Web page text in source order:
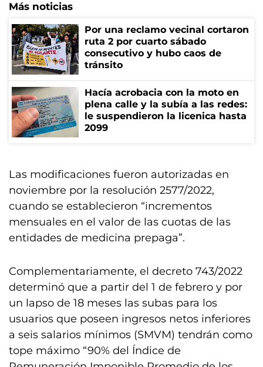
Más noticias
Por una reclamo vecinal cortaron
ruta 2 por cuarto sábado
consecutivo y hubo caos de
tránsito
Hacía acrobacia con la moto en
plena calle y la subía a las redes:
le suspendieron la licenica hasta
2099
Las modificaciones fueron autorizadas en
noviembre por la resolución 2577/2022,
cuando se establecieron “incrementos
mensuales en el valor de las cuotas de las
entidades de medicina prepaga”.
Complementariamente, el decreto 743/2022
determinó que a partir del 1 de febrero y por
un lapso de 18 meses las subas para los
usuarios que poseen ingresos netos inferiores
a seis salarios mínimos (SMVM) tendrán como
tope máximo “90% del Índice de